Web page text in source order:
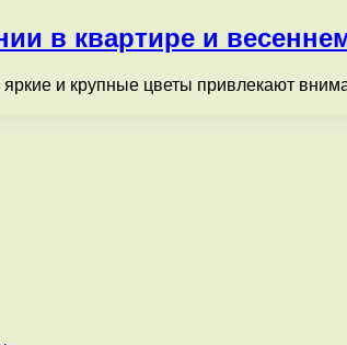
в квартире и
и крупные цветы привлекают